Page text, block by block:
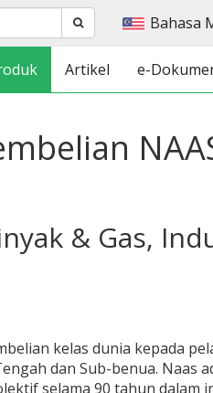
Bahasa
Artikel e-
& Gas,
kelas dunia kepada
dan Sub-benua. Naas
selama 90 tahun dalam